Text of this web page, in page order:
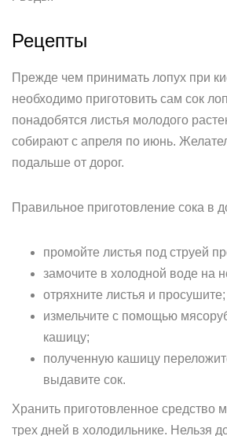
Рецепты
Прежде чем принимать лопух при
необходимо приготовить сам сок
понадобятся листья молодого
собирают с апреля по июнь.
подальше от дорог.
Правильное приготовление сока в
промойте листья под струей
замочите в холодной воде на
отряхните листья и просушите;
измельчите с помощью
кашицу;
полученную кашицу
выдавите сок.
Хранить приготовленное средство
трех дней в холодильнике. Нельзя